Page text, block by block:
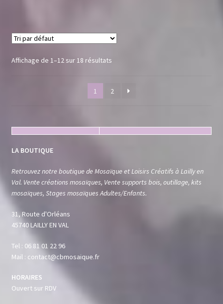
Affichage de 1–12 sur 18 résultats
1 2
LA BOUTIQUE
Retrouvez notre boutique de Mosaïque et Loisirs Créatifs à Lailly en
Val. Vente créations mosaïques, Vente supports bois, outillage, kits
mosaïques, Stages mosaïques Adultes/Enfants.
31, Route d'Orléans
45740 LAILLY EN VAL
Tel : 06 81 01 22 96
Mail : contact@cbmosaique.fr
HORAIRES
Ouvert sur RDV